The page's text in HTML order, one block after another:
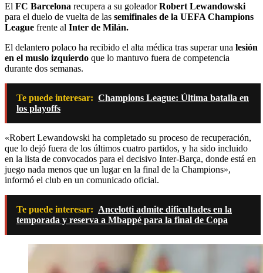
El FC Barcelona recupera a su goleadorRobert Lewandowski
para el duelo de vuelta de las semifinales de la UEFA Champions
League frente al Inter de Milán.
El delantero polaco ha recibido el alta médica tras superar una lesión
en el muslo izquierdo que lo mantuvo fuera de competencia
durante dos semanas.
Te puede interesar: Champions League: Última batalla en
los playoffs
«Robert Lewandowski ha completado su proceso de recuperación,
que lo dejó fuera de los últimos cuatro partidos, y ha sido incluido
en la lista de convocados para el decisivo Inter-Barça, donde está en
juego nada menos que un lugar en la final de la Champions»,
informó el club en un comunicado oficial.
Te puede interesar: Ancelotti admite dificultades en la
temporada y reserva a Mbappé para la final de Copa